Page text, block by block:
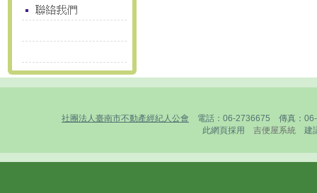
社團法人臺南市不動產經紀人公會 電話：06-2736675 傳真：
此網頁採用 吉便屋系統 建